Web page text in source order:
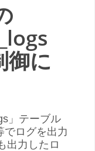
御に
」テーブル
でログを出力
出力したロ